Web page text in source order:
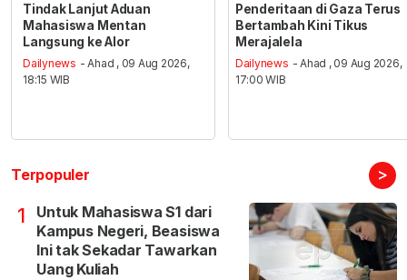
Tindak Lanjut Aduan
Mahasiswa Mentan
Langsung ke Alor
Dailynews - Ahad , 09 Aug 2026,
18:15 WIB
Penderitaan di Gaza Terus
Bertambah Kini Tikus
Merajalela
Dailynews - Ahad , 09 Aug 2026,
17:00 WIB
Terpopuler >
1
Untuk Mahasiswa S1 dari
Kampus Negeri, Beasiswa
Ini tak Sekadar Tawarkan
Uang Kuliah